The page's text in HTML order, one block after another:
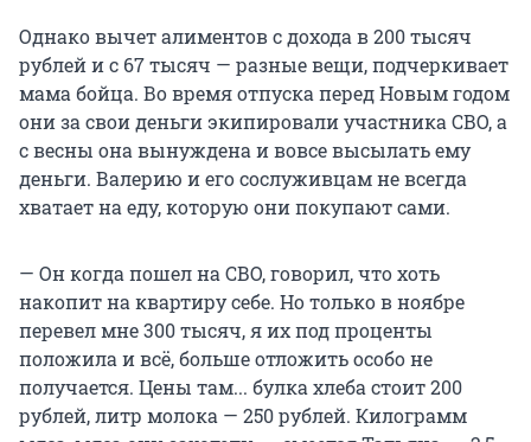
Однако вычет алиментов с дохода в 200 тысяч
рублей и с 67 тысяч — разные вещи, подчеркивает
мама бойца. Во время отпуска перед Новым годом
они за свои деньги экипировали участника СВО, а
с весны она вынуждена и вовсе высылать ему
деньги. Валерию и его сослуживцам не всегда
хватает на еду, которую они покупают сами.
— Он когда пошел на СВО, говорил, что хоть
накопит на квартиру себе. Но только в ноябре
перевел мне 300 тысяч, я их под проценты
положила и всё, больше отложить особо не
получается. Цены там... булка хлеба стоит 200
рублей, литр молока — 250 рублей. Килограмм